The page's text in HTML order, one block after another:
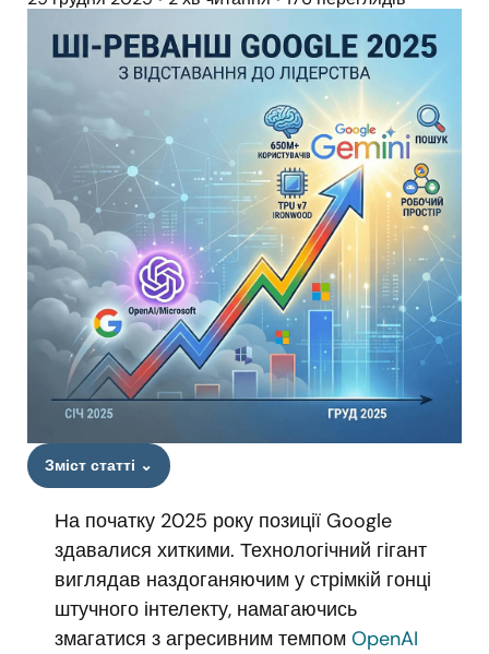
Зміст статті ⌄
На початку 2025 року позиції Google
здавалися хиткими. Технологічний гігант
виглядав наздоганяючим у стрімкій гонці
штучного інтелекту, намагаючись
змагатися з агресивним темпом OpenAI